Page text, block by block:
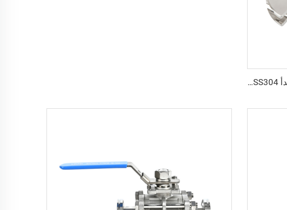
مشبك عالي التوتر من الفولاذ المقاوم للصدأ SS304، من NW16-NW50، مشبك قابل للقفل من الفولاذ المقاوم للصدأ عالي الجودة KF/NW، من KF16/KF50، وصلة أنابيب فراغية